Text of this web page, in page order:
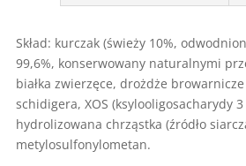
Skład: kurczak (świeży 10%,
99,6%, konserwowany naturalnymi
białka zwierzęce, drożdże
schidigera, XOS (ksylooligosacharydy
hydrolizowana chrząstka (źródło
metylosulfonylometan.